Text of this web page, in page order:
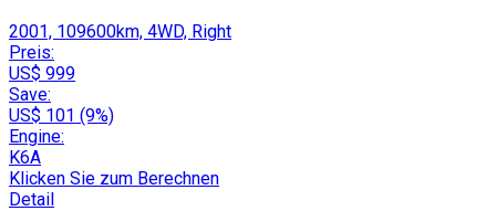
2001, 109600km, 4WD, Right
Preis:
US$ 999
Save:
US$ 101 (9%)
Engine:
K6A
Klicken Sie zum Berechnen
Detail